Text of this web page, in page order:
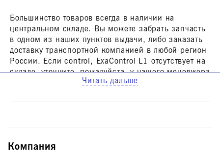
Большинство товаров всегда в наличии на
центральном складе. Вы можете забрать запчасть
в одном из наших пунктов выдачи, либо заказать
доставку транспортной компанией в любой регион
России. Еслиcontrol, ExaControl L1 отсутствует на
складе, уточните, пожалуйста, у нашего менеджера
Читать дальше
Компания